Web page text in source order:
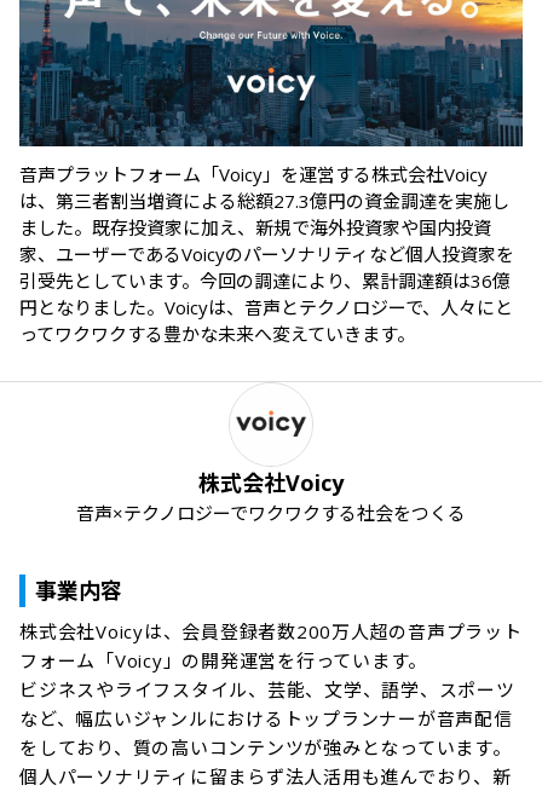
音声プラットフォーム「Voicy」を運営する株式会社Voicy
は、第三者割当増資による総額27.3億円の資金調達を実施し
ました。既存投資家に加え、新規で海外投資家や国内投資
家、ユーザーであるVoicyのパーソナリティなど個人投資家を
引受先としています。今回の調達により、累計調達額は36億
円となりました。Voicyは、音声とテクノロジーで、人々にと
ってワクワクする豊かな未来へ変えていきます。
株式会社Voicy
音声×テクノロジーでワクワクする社会をつくる
事業内容
株式会社Voicyは、会員登録者数200万人超の音声プラット
フォーム「Voicy」の開発運営を行っています。
ビジネスやライフスタイル、芸能、文学、語学、スポーツ
など、幅広いジャンルにおけるトップランナーが音声配信
をしており、質の高いコンテンツが強みとなっています。
個人パーソナリティに留まらず法人活用も進んでおり、新